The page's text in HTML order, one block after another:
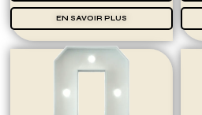
EN SAVOIR PLUS